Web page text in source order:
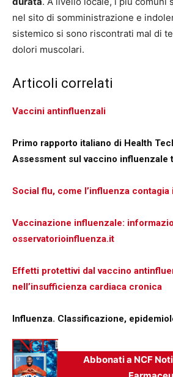
nel sito di somministrazione e
sistemico si sono riscontrati mal di
dolori muscolari.
Articoli correlati
Vaccini antinfluenzali
Primo rapporto italiano di Health
Assessment sul vaccino influenzale
Social flu, come l’influenza contagia
Vaccinazione influenzale:
osservatorioinfluenza.it
Effetti protettivi dal vaccino
nell’insufficienza cardiaca cronica
Influenza. Classificazione,
Abbonati a NCF